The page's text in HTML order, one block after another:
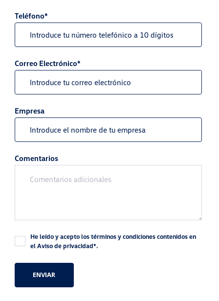
Teléfono*
Correo Electrónico*
Empresa
Comentarios
He leído y acepto los términos y condiciones contenidos en
el Aviso de privacidad*.